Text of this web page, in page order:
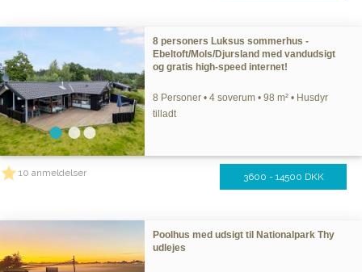
8 personers Luksus sommerhus -
Ebeltoft/Mols/Djursland med vandudsigt
og gratis high-speed internet!
8 Personer • 4 soverum • 98 m² • Husdyr
tilladt
10 anmeldelser 3600 - 14500 DKK
Poolhus med udsigt til Nationalpark Thy
udlejes